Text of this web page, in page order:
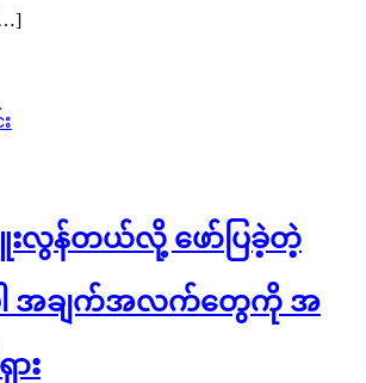
ျူးလွန်တယ်လို့ ဖော်ပြခဲ့တဲ့
ါ အချက်အလက်တွေကို အ
း